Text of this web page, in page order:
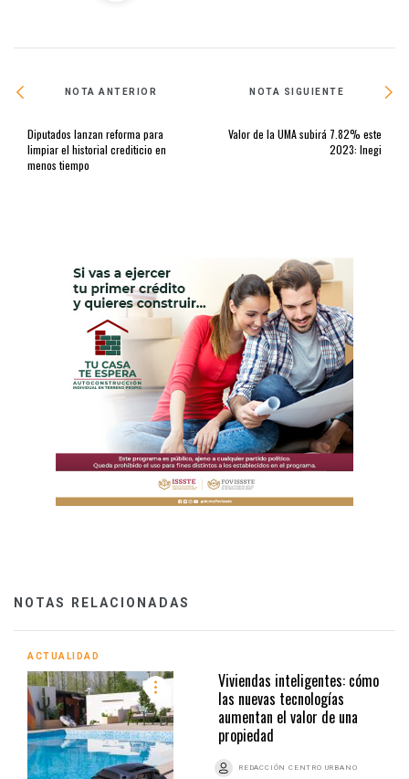
NOTA ANTERIOR
Diputados lanzan reforma para
limpiar el historial crediticio en
menos tiempo
NOTA SIGUIENTE
Valor de la UMA subirá 7.82% este
2023: Inegi
NOTAS RELACIONADAS
ACTUALIDAD
Viviendas inteligentes: cómo
las nuevas tecnologías
aumentan el valor de una
propiedad
REDACCIÓN CENTRO URBANO